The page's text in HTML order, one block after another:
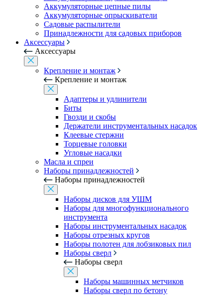
Аккумуляторные цепные пилы
Аккумуляторные опрыскиватели
Садовые распылители
Принадлежности для садовых приборов
Аксессуары
Аксессуары
Крепление и монтаж
Крепление и монтаж
Адаптеры и удлинители
Биты
Гвозди и скобы
Держатели инструментальных насадок
Клеевые стержни
Торцевые головки
Угловые насадки
Масла и спреи
Наборы принадлежностей
Наборы принадлежностей
Наборы дисков для УШМ
Наборы для многофункционального
инструмента
Наборы инструментальных насадок
Наборы отрезных кругов
Наборы полотен для лобзиковых пил
Наборы сверл
Наборы сверл
Наборы машинных метчиков
Наборы сверл по бетону